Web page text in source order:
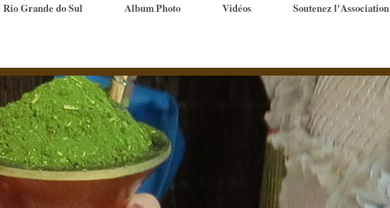
Rio Grande do Sul Album Photo Vidéos Soutenez l'Association